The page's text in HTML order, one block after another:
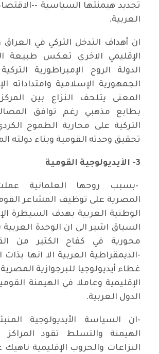
تجديد هيمنتها السياسية --
العربية.
ان أهداف التدخل التركي في
الإقليمي الاخرى تعكس طبيعة
الدولة الروح الإمبراطورية
الجمهورية الإسلامية وامتداداته
المعنى يتلحف النزاع بين
بطابع مذهبي رغم توافق المصالح
التركية على محاربة الطموح
تحقيق وحدته القومية وبناء دولته
3- الأيديولوجية القومية
-بسبب روحها العلمانية عملت
المصرية على توظيف المشاعر
الوطنية العربية بهدف السيطرة
السياق اشير الى ان الوحدة
محورية في كفاح الكثير من
-الديمقراطية العربية الا انها
غطاء أيديولوجيا للبرجوازية
الإقليمية وعاملا في الهيمنة
الدول العربية.
-ان السياسة الأيديولوجية
الهيمنة والتسلط تقود المراكز
النزاعات والحروب الإقليمية